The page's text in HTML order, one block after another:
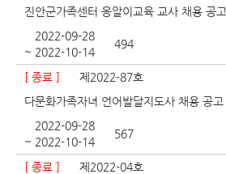
진안군가족센터 옹알이교육 교사 채용 공고
2022-09-28
~ 2022-10-14
494
[ 종료 ]
제2022-87호
다문화가족자녀 언어발달지도사 채용 공고
2022-09-28
~ 2022-10-14
567
[ 종료 ]
제2022-04호